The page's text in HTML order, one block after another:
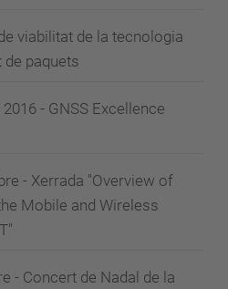
viabilitat de la tecnologia
paquets
- GNSS Excellence
- Xerrada "Overview of
Mobile and Wireless
- Concert de Nadal de la